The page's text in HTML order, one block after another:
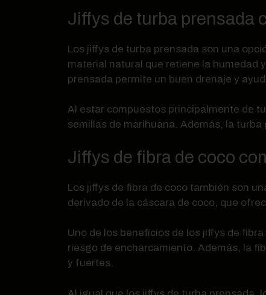
Jiffys de turba prensada
Los jiffys de turba prensada son una
material natural que retiene la humedad
prensada permite un buen drenaje y
Al estar compuestos principalmente de
semillas de marihuana. Además, la
Jiffys de fibra de coco
Los jiffys de fibra de coco también son
derivado de la cáscara de coco, que
Uno de los beneficios de los jiffys de
riesgo de encharcamiento. Además, la
y fuertes.